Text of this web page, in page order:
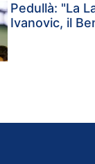
Pedullà: "La
Ivanovic, il